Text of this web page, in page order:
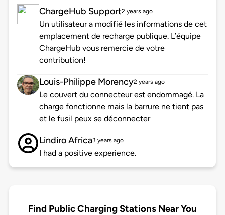
ChargeHub Support2 years ago
Un utilisateur a modifié les informations de cet
emplacement de recharge publique. L’équipe
ChargeHub vous remercie de votre
contribution!
Louis-Philippe Morency2 years ago
Le couvert du connecteur est endommagé. La
charge fonctionne mais la barrure ne tient pas
et le fusil peux se déconnecter
Lindiro Africa3 years ago
I had a positive experience.
Find Public Charging Stations Near You